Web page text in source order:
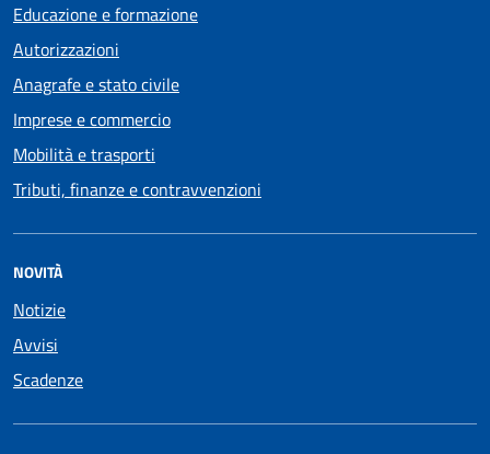
Educazione e formazione
Autorizzazioni
Anagrafe e stato civile
Imprese e commercio
Mobilità e trasporti
Tributi, finanze e contravvenzioni
NOVITÀ
Notizie
Avvisi
Scadenze